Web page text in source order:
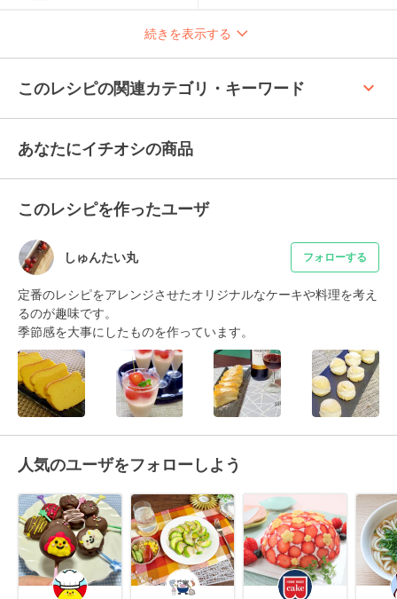
続きを表示する
このレシピの関連カテゴリ・キーワード keyboard_arrow_up
あなたにイチオシの商品
このレシピを作ったユーザ
しゅんたい丸 フォローする
定番のレシピをアレンジさせたオリジナルなケーキや料理を考え
るのが趣味です。
季節感を大事にしたものを作っています。
人気のユーザをフォローしよう